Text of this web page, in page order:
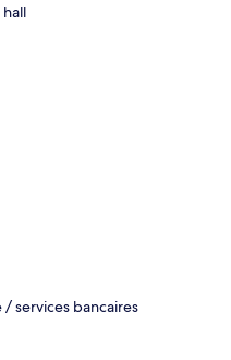
services bancaires